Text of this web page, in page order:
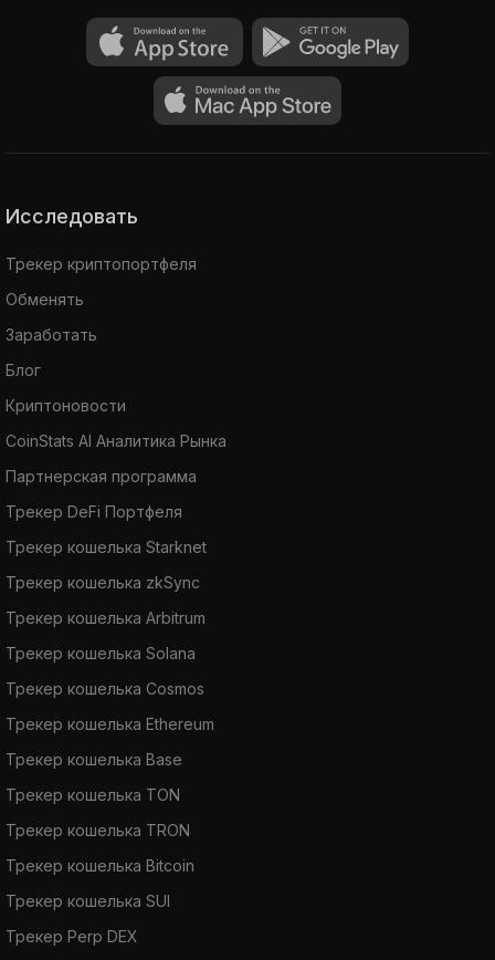
Исследовать
Трекер криптопортфеля
Обменять
Заработать
Блог
Криптоновости
CoinStats AI Аналитика Рынка
Партнерская программа
Трекер DeFi Портфеля
Трекер кошелька Starknet
Трекер кошелька zkSync
Трекер кошелька Arbitrum
Трекер кошелька Solana
Трекер кошелька Cosmos
Трекер кошелька Ethereum
Трекер кошелька Base
Трекер кошелька TON
Трекер кошелька TRON
Трекер кошелька Bitcoin
Трекер кошелька SUI
Трекер Perp DEX